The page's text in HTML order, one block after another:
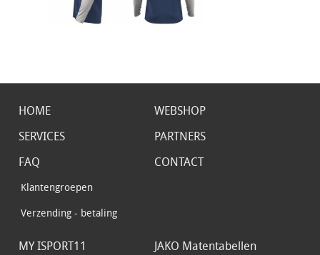
HOME
WEBSHOP
SERVICES
PARTNERS
FAQ
Klantengroepen
Verzending - betaling
CONTACT
MY ISPORT11 JAKO Matentabellen